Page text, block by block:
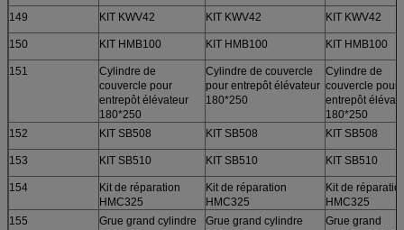
149 KIT KWV42 KIT KWV42 KIT KWV42
150 KIT HMB100 KIT HMB100 KIT HMB100
151
Cylindre de
couvercle pour
entrepôt élévateur
180*250
Cylindre de couvercle
pour entrepôt élévateur
180*250
Cylindre de
couvercle pour
entrepôt
180*250
152
KIT SB508 KIT SB508 KIT SB508
153 KIT SB510 KIT SB510 KIT SB510
154
Kit de réparation
HMC325
Kit de réparation
HMC325
Kit de
HMC325
155
Grue grand cylindre
Grue grand cylindre
Grue grand